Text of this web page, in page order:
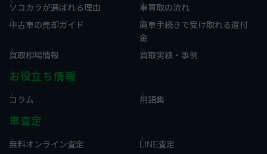
ソコカラが選ばれる理由
車買取の流れ
中古車の売却ガイド
廃車手続きで受け取れる還付
金
買取相場情報
買取実績・事例
お役立ち情報
コラム 用語集
車査定
無料オンライン査定
LINE査定